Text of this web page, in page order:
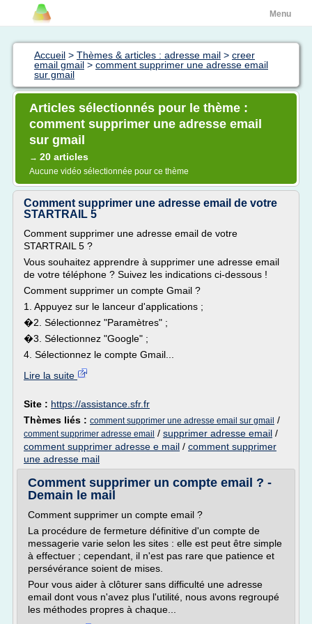
Menu
Accueil > Thèmes & articles : adresse mail > creer
email gmail > comment supprimer une adresse email
sur gmail
Articles sélectionnés pour le thème :
comment supprimer une adresse email
sur gmail
→ 20 articles
Aucune vidéo sélectionnée pour ce thème
Comment supprimer une adresse email de votre
STARTRAIL 5
Comment supprimer une adresse email de votre
STARTRAIL 5 ?
Vous souhaitez apprendre à supprimer une adresse email
de votre téléphone ? Suivez les indications ci-dessous !
Comment supprimer un compte Gmail ?
1. Appuyez sur le lanceur d'applications ;
�2. Sélectionnez "Paramètres" ;
�3. Sélectionnez "Google" ;
4. Sélectionnez le compte Gmail...
Lire la suite
Site : https://assistance.sfr.fr
Thèmes liés : comment supprimer une adresse email sur gmail /
comment supprimer adresse email / supprimer adresse email /
comment supprimer adresse e mail / comment supprimer
une adresse mail
Comment supprimer un compte email ? -
Demain le mail
Comment supprimer un compte email ?
La procédure de fermeture définitive d'un compte de
messagerie varie selon les sites : elle est peut être simple
à effectuer ; cependant, il n'est pas rare que patience et
persévérance soient de mises.
Pour vous aider à clôturer sans difficulté une adresse
email dont vous n'avez plus l'utilité, nous avons regroupé
les méthodes propres à chaque...